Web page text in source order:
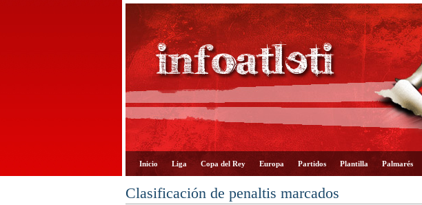
Inicio Liga Copa del Rey Europa Partidos Plantilla Palmarés
Clasificación de penaltis marcados